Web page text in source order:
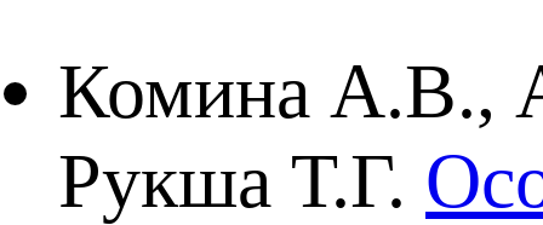
Комина А.В.,
Рукша Т.Г.